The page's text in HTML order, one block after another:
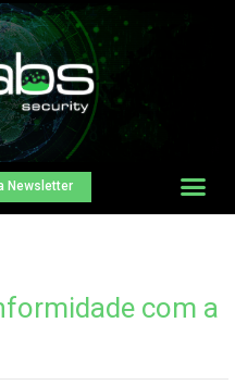
Newsletter
com a